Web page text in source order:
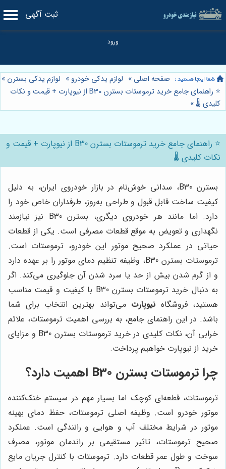
ثبت آگهی
صفحه اصلی » لوازم یدکی خودرو » لوازم یدکی بسترن »
⭐️ راهنمای جامع خرید ترموستات بسترن B30 از نیوپارت + قیمت و نکات
کلیدی 🌡️ »
⭐️ راهنمای جامع خرید ترموستات بسترن B30 از نیوپارت + قیمت و
نکات کلیدی 🌡️
بسترن B30، سدانی خوش‌نام در بازار خودروی ایران، به دلیل
کیفیت ساخت قابل قبول و طراحی به‌روز، طرفداران خاص خود را
دارد. اما مانند هر خودروی دیگری، بسترن B30 نیز نیازمند
نگهداری و تعویض به موقع قطعات مصرفی است. یکی از قطعات
حیاتی در عملکرد صحیح موتور این خودرو، ترموستات است.
ترموستات بسترن B30، وظیفه تنظیم دمای موتور را بر عهده دارد
و از گرم شدن بیش از حد یا سرد شدن آن جلوگیری می‌کند. اگر
به دنبال خرید ترموستات بسترن B30 با کیفیت و قیمت مناسب
هستید، فروشگاه نیوپارت می‌تواند بهترین انتخاب برای شما
باشد. در این راهنمای جامع، به بررسی اهمیت ترموستات، علائم
خرابی آن، نکات کلیدی در خرید ترموستات بسترن B30 و مزایای
خرید از نیوپارت خواهیم پرداخت.
چرا ترموستات بسترن B30 اهمیت دارد؟
ترموستات، قطعه‌ای کوچک اما بسیار مهم در سیستم خنک‌کننده
موتور خودرو است. وظیفه اصلی ترموستات، حفظ دمای بهینه
موتور در شرایط مختلف آب و هوایی و رانندگی است. عملکرد
صحیح ترموستات، تاثیر مستقیمی بر راندمان موتور، مصرف
سوخت و طول عمر قطعات دارد. ترموستات با کنترل جریان مایع